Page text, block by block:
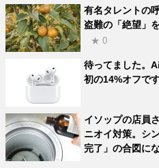
有名タレントの
盗難の「絶望」
★ 0
待ってました。
初の14%オフで
イソップの店員
ニオイ対策。シ
完了」の合図に